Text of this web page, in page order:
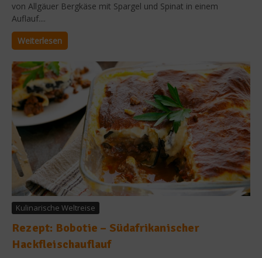
von Allgäuer Bergkäse mit Spargel und Spinat in einem
Auflauf....
Weiterlesen
Kulinarische Weltreise
Rezept: Bobotie – Südafrikanischer
Hackfleischauflauf